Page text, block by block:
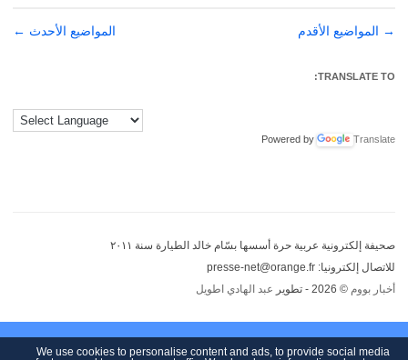
تصفّح
→ المواضيع الأقدم المواضيع الأحدث ←
TRANSLATE TO:
Powered by Translate
صحيفة إلكترونية عربية حرة أسسها بسّام خالد الطيارة سنة ٢٠١١
للاتصال إلكترونيا: presse-net@orange.fr
أخبار بووم © 2026 - تطوير عبد الهادي اطويل
We use cookies to personalise content and ads, to provide social media